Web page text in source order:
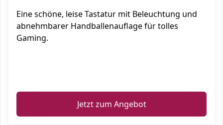
Eine schöne, leise Tastatur mit Beleuchtung und
abnehmbarer Handballenauflage für tolles
Gaming.
Jetzt zum Angebot